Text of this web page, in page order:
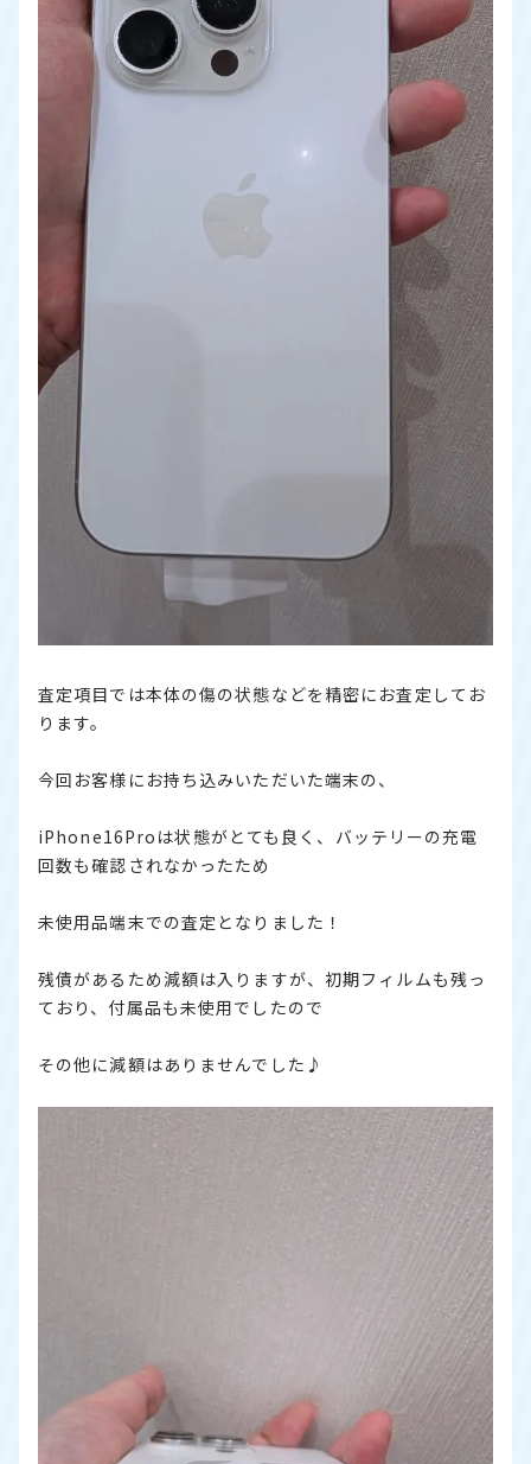
査定項目では本体の傷の状態などを精密にお査定してお
ります。
今回お客様にお持ち込みいただいた端末の、
iPhone16Proは状態がとても良く、バッテリーの充電
回数も確認されなかったため
未使用品端末での査定となりました！
残債があるため減額は入りますが、初期フィルムも残っ
ており、付属品も未使用でしたので
その他に減額はありませんでした♪